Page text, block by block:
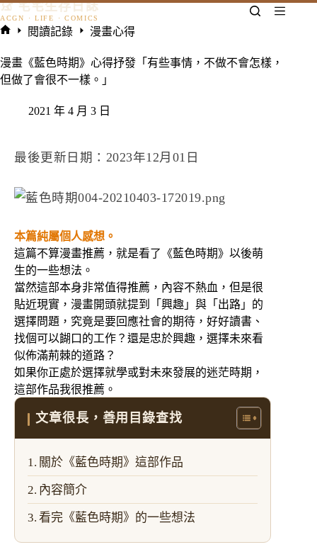
跳
至
要
內
𓃠 宅宅生存日誌
頁
閱讀記錄 漫畫心得
漫畫《藍色時期》心得抒發「有些事情，不做不會怎樣，
但做了會很不一樣。」
2021 年 4 月 3 日
最後更新日期：2023年12月01日
本篇純屬個人感想。
這篇不算漫畫推薦，就是看了《藍色時期》以後萌
生的一些想法。
當然這部本身非常值得推薦，內容不熱血，但是很
貼近現實，漫畫開頭就提到「興趣」與「出路」的
選擇問題，究竟是要回應社會的期待，好好讀書、
找個可以餬口的工作？還是忠於興趣，選擇未來看
似佈滿荊棘的道路？
如果你正處於選擇就學或對未來發展的迷茫時期，
這部作品我很推薦。
文章很長，善用目錄查找
關於《藍色時期》這部作品
內容簡介
看完《藍色時期》的一些想法